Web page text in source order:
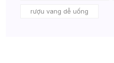
rượu vang dễ uống